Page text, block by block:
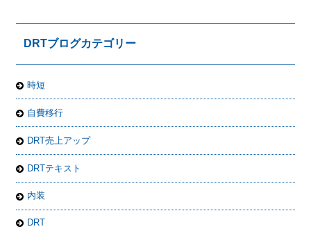
DRTブログカテゴリー
時短
自費移行
DRT売上アップ
DRTテキスト
内装
DRT